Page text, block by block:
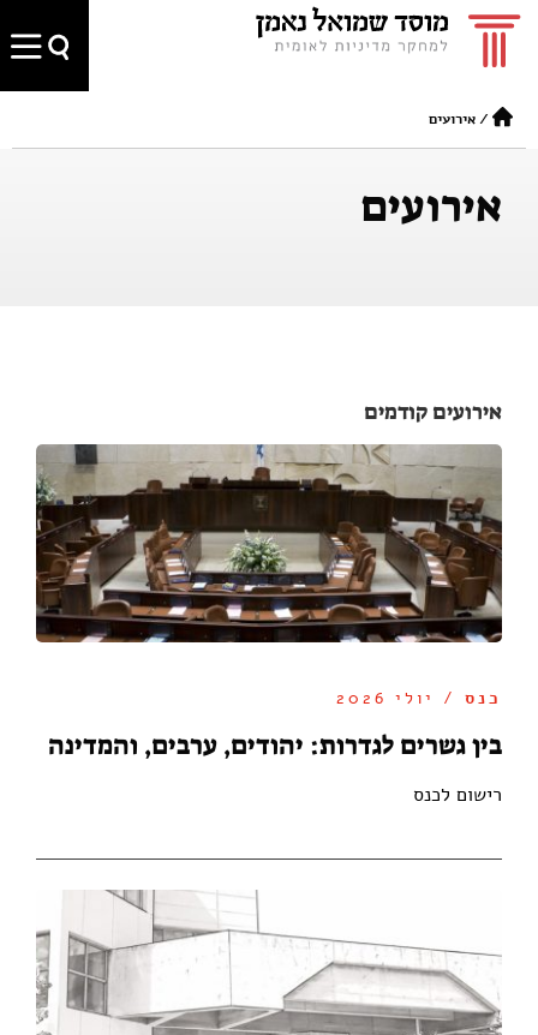
/אירועים
אירועים
אירועים קודמים
כנס / יולי 2026
בין גשרים לגדרות: יהודים, ערבים, והמדינה
רישום לכנס